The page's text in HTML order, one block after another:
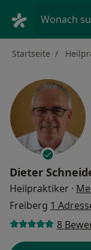
Wonach
Startseite
Dieter
Heilpraktiker ·
Freiberg 1
8